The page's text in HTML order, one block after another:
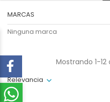
MARCAS
Ninguna marca
Relevancia
Mostrando 1-